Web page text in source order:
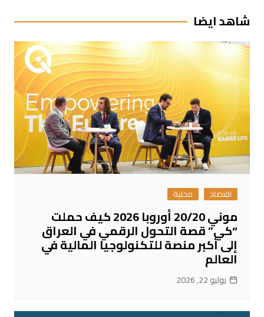
شاهد ايضا
اقتصاد محلية
موني 20/20 أوروبا 2026 كيف حملت
“كي” قصة التحول الرقمي في العراق
إلى أكبر منصة للتكنولوجيا المالية في
العالم
يوليو 22, 2026